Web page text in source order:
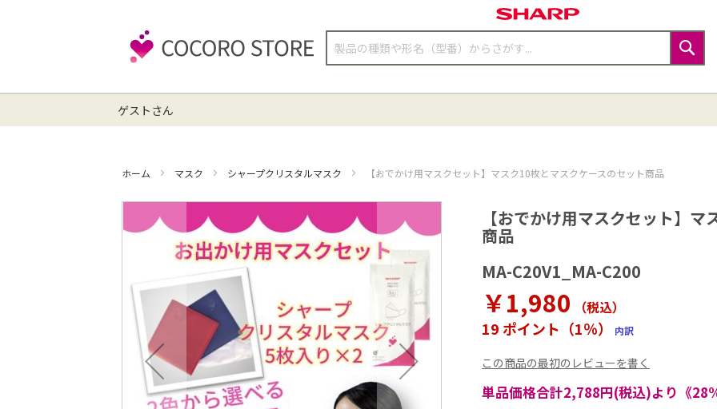
検
検
ゲストさん
ホーム マスク シャープクリスタルマスク 【おでかけ用マスクセット】マスク10枚とマスクケースのセット商品
【おでかけ用マスクセット】
商品
MA-C20V1_MA-C200
￥1,980 （税込）
19 ポイント（1％） 内訳
この商品の最初のレビューを書く
単品価格合計2,788円(税込)より《
ャ